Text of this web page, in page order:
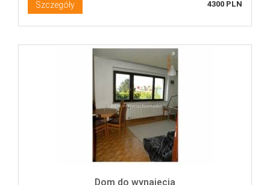
Szczegóły 4300 PLN
Dom do wynajęcia